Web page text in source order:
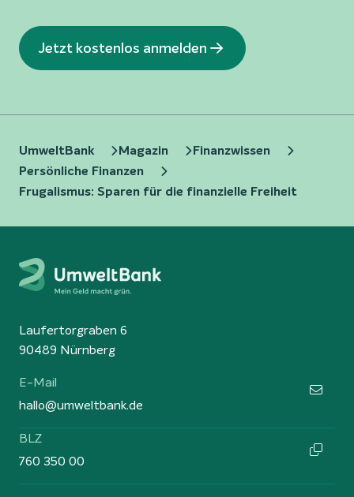
Jetzt kostenlos anmelden
UmweltBank Magazin
Finanzwissen
Persönliche Finanzen
Frugalismus: Sparen für die finanzielle Freiheit
Laufertorgraben 6
90489 Nürnberg
E-Mail
hallo@umweltbank.de
BLZ
760 350 00